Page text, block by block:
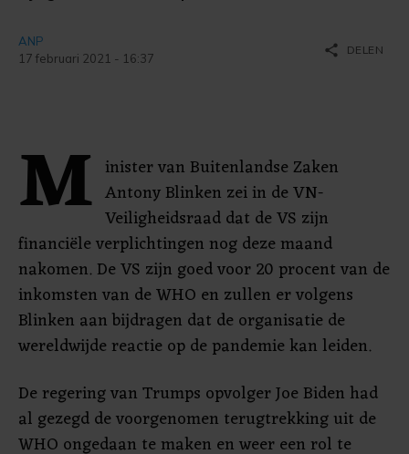
ANP
17 februari 2021 - 16:37
share DELEN
M inister van Buitenlandse Zaken
Antony Blinken zei in de VN-
Veiligheidsraad dat de VS zijn
financiële verplichtingen nog deze maand
nakomen. De VS zijn goed voor 20 procent van de
inkomsten van de WHO en zullen er volgens
Blinken aan bijdragen dat de organisatie de
wereldwijde reactie op de pandemie kan leiden.
De regering van Trumps opvolger Joe Biden had
al gezegd de voorgenomen terugtrekking uit de
WHO ongedaan te maken en weer een rol te